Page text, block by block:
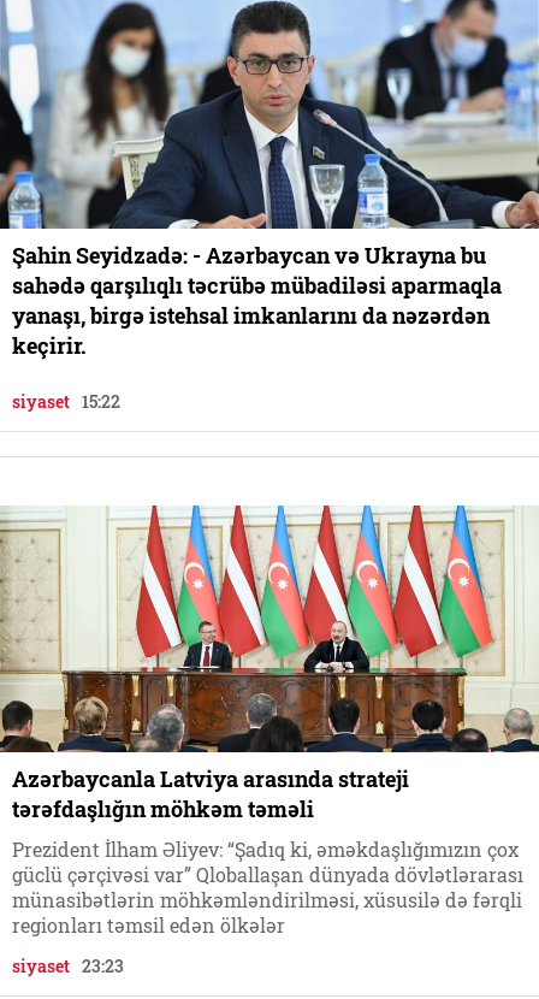
Şahin Seyidzadə: - Azərbaycan və Ukrayna bu
sahədə qarşılıqlı təcrübə mübadiləsi aparmaqla
yanaşı, birgə istehsal imkanlarını da nəzərdən
keçirir.
siyaset 15:22
Azərbaycanla Latviya arasında strateji
tərəfdaşlığın möhkəm təməli
Prezident İlham Əliyev: “Şadıq ki, əməkdaşlığımızın çox
güclü çərçivəsi var” Qloballaşan dünyada dövlətlərarası
münasibətlərin möhkəmləndirilməsi, xüsusilə də fərqli
regionları təmsil edən ölkələr
siyaset 23:23